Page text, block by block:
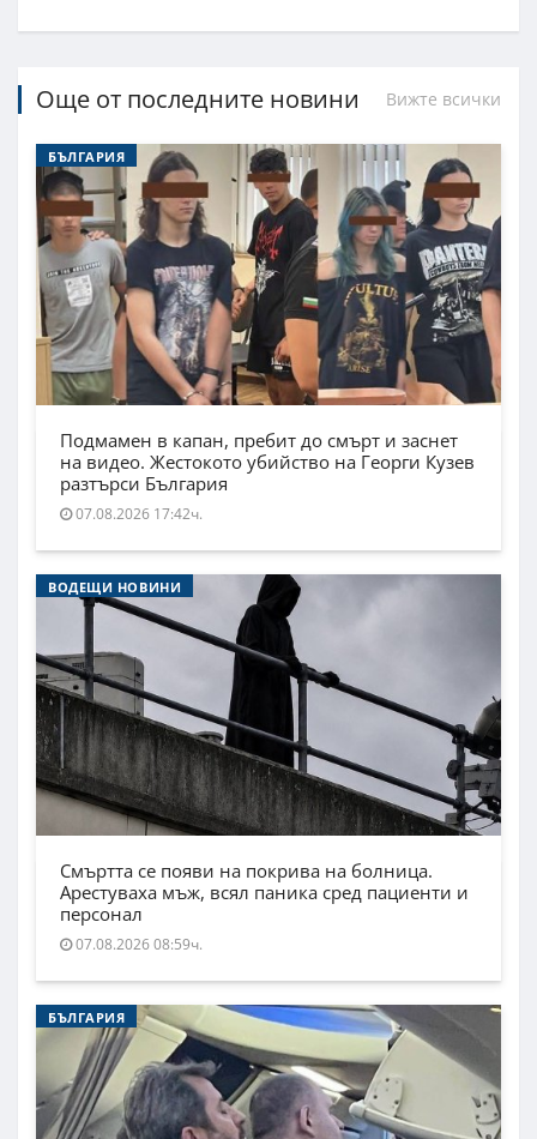
Още от последните новини Вижте всички
БЪЛГАРИЯ
Подмамен в капан, пребит до смърт и заснет
на видео. Жестокото убийство на Георги Кузев
разтърси България
07.08.2026 17:42ч.
ВОДЕЩИ НОВИНИ
Смъртта се появи на покрива на болница.
Арестуваха мъж, всял паника сред пациенти и
персонал
07.08.2026 08:59ч.
БЪЛГАРИЯ